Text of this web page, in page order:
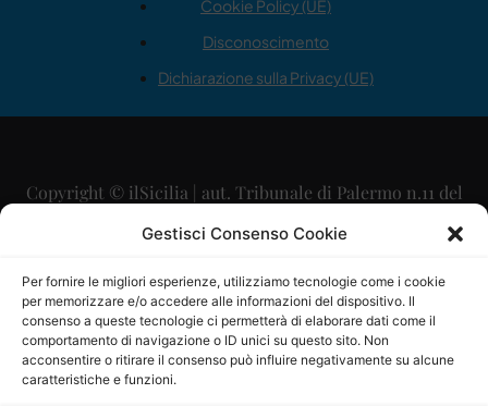
Gestisci Consenso Cookie
Per fornire le migliori esperienze, utilizziamo tecnologie come i cookie
per memorizzare e/o accedere alle informazioni del dispositivo. Il
consenso a queste tecnologie ci permetterà di elaborare dati come il
comportamento di navigazione o ID unici su questo sito. Non
acconsentire o ritirare il consenso può influire negativamente su alcune
caratteristiche e funzioni.
Cookie Policy (UE)
Disconoscimento
Dichiarazione sulla Privacy (UE)
Copyright © ilSicilia | aut. Tribunale di Palermo n.11 del
29/09/2015
Direttore Editoriale: Maurizio Scaglione
Direttore Responsabile: Maria Calabrese